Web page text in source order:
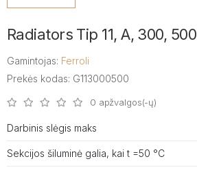
Radiators Tip 11, A, 300, 500
Gamintojas: Ferroli
Prekės kodas: G113000500
0 apžvalgos(-ų)
Darbinis slėgis maks
Sekcijos šiluminė galia, kai t =50 °C